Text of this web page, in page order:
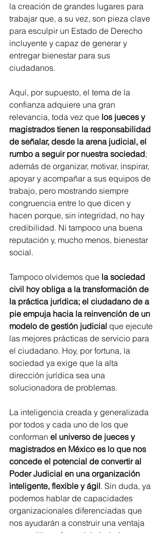
la creación de grandes lugares para
trabajar que, a su vez, son pieza clave
para esculpir un Estado de Derecho
incluyente y capaz de generar y
entregar bienestar para sus
ciudadanos.
Aquí, por supuesto, el tema de la
confianza adquiere una gran
relevancia, toda vez que los jueces y
magistrados tienen la responsabilidad
de señalar, desde la arena judicial, el
rumbo a seguir por nuestra sociedad;
además de organizar, motivar, inspirar,
apoyar y acompañar a sus equipos de
trabajo, pero mostrando siempre
congruencia entre lo que dicen y
hacen porque, sin integridad, no hay
credibilidad. Ni tampoco una buena
reputación y, mucho menos, bienestar
social.
Tampoco olvidemos que la sociedad
civil hoy obliga a la transformación de
la práctica jurídica; el ciudadano de a
pie empuja hacia la reinvención de un
modelo de gestión judicial que ejecute
las mejores prácticas de servicio para
el ciudadano. Hoy, por fortuna, la
sociedad ya exige que la alta
dirección jurídica sea una
solucionadora de problemas.
La inteligencia creada y generalizada
por todos y cada uno de los que
conforman el universo de jueces y
magistrados en México es lo que nos
concede el potencial de convertir al
Poder Judicial en una organización
inteligente, flexible y ágil. Sin duda, ya
podemos hablar de capacidades
organizacionales diferenciadas que
nos ayudarán a construir una ventaja